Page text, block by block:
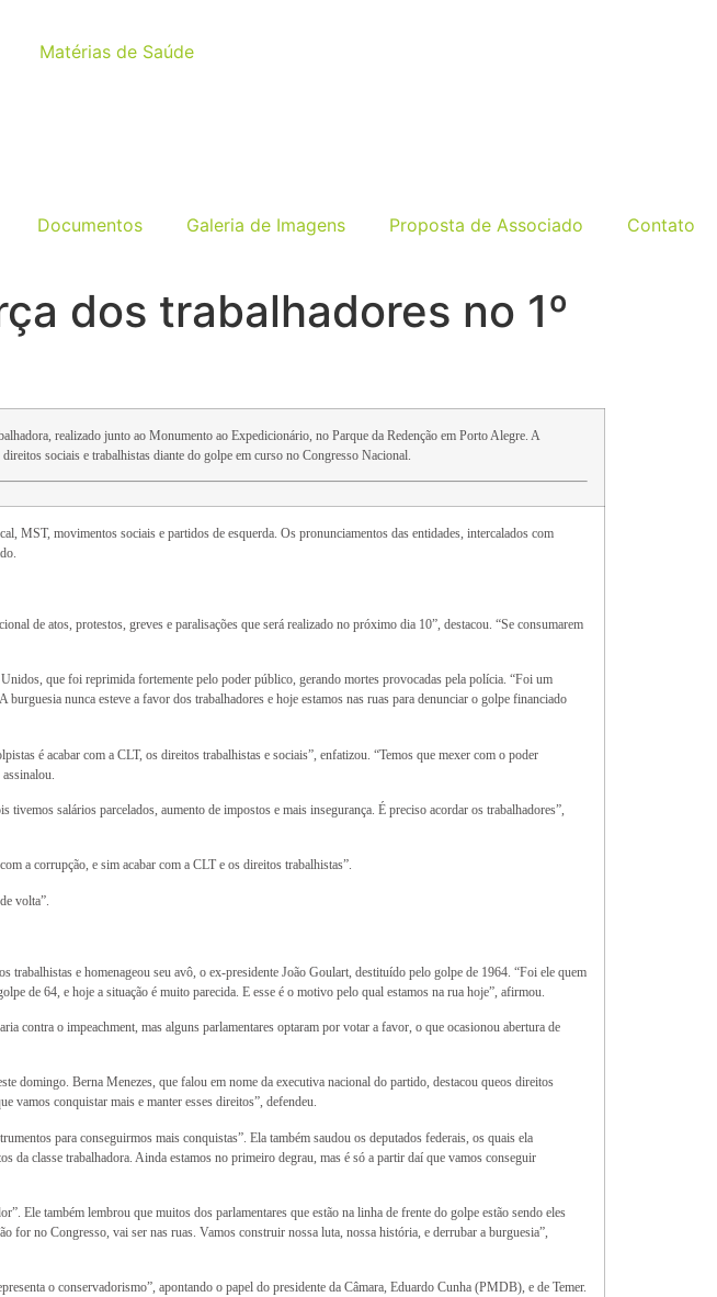
Matérias de Saúde
Documentos Galeria de Imagens Proposta de Associado Contato
dos trabalhadores no 1º
realizado junto ao Monumento ao Expedicionário, no Parque da Redenção em Porto Alegre. A
sociais e trabalhistas diante do golpe em curso no Congresso Nacional.
movimentos sociais e partidos de esquerda. Os pronunciamentos das entidades, intercalados com
de atos, protestos, greves e paralisações que será realizado no próximo dia 10”, destacou. “Se consumarem
que foi reprimida fortemente pelo poder público, gerando mortes provocadas pela polícia. “Foi um
nunca esteve a favor dos trabalhadores e hoje estamos nas ruas para denunciar o golpe financiado
é acabar com a CLT, os direitos trabalhistas e sociais”, enfatizou. “Temos que mexer com o poder
salários parcelados, aumento de impostos e mais insegurança. É preciso acordar os trabalhadores”,
a corrupção, e sim acabar com a CLT e os direitos trabalhistas”.
volta”.
e homenageou seu avô, o ex-presidente João Goulart, destituído pelo golpe de 1964. “Foi ele quem
de 64, e hoje a situação é muito parecida. E esse é o motivo pelo qual estamos na rua hoje”, afirmou.
contra o impeachment, mas alguns parlamentares optaram por votar a favor, o que ocasionou abertura de
domingo. Berna Menezes, que falou em nome da executiva nacional do partido, destacou queos direitos
vamos conquistar mais e manter esses direitos”, defendeu.
para conseguirmos mais conquistas”. Ela também saudou os deputados federais, os quais ela
da classe trabalhadora. Ainda estamos no primeiro degrau, mas é só a partir daí que vamos conseguir
Ele também lembrou que muitos dos parlamentares que estão na linha de frente do golpe estão sendo eles
for no Congresso, vai ser nas ruas. Vamos construir nossa luta, nossa história, e derrubar a burguesia”,
o conservadorismo”, apontando o papel do presidente da Câmara, Eduardo Cunha (PMDB), e de Temer.